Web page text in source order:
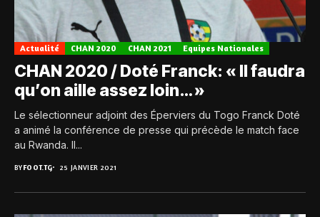
Actualité CHAN 2020 CHAN 2021 Equipes Nationales
CHAN 2020 / Doté Franck: « Il faudra
qu’on aille assez loin… »
Le sélectionneur adjoint des Éperviers du Togo Franck Doté
a animé la conférence de presse qui précède le match face
au Rwanda. Il...
BYFOOT.TG 25 JANVIER 2021